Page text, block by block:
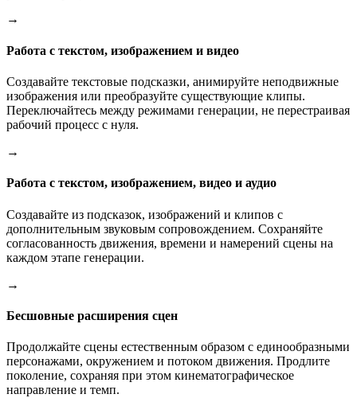
→
Работа с текстом, изображением и видео
Создавайте текстовые подсказки, анимируйте неподвижные
изображения или преобразуйте существующие клипы.
Переключайтесь между режимами генерации, не перестраивая
рабочий процесс с нуля.
→
Работа с текстом, изображением, видео и аудио
Создавайте из подсказок, изображений и клипов с
дополнительным звуковым сопровождением. Сохраняйте
согласованность движения, времени и намерений сцены на
каждом этапе генерации.
→
Бесшовные расширения сцен
Продолжайте сцены естественным образом с единообразными
персонажами, окружением и потоком движения. Продлите
поколение, сохраняя при этом кинематографическое
направление и темп.